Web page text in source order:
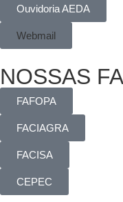
Ouvidoria AEDA
Webmail
NOSSAS
FAFOPA
FACIAGRA
FACISA
CEPEC